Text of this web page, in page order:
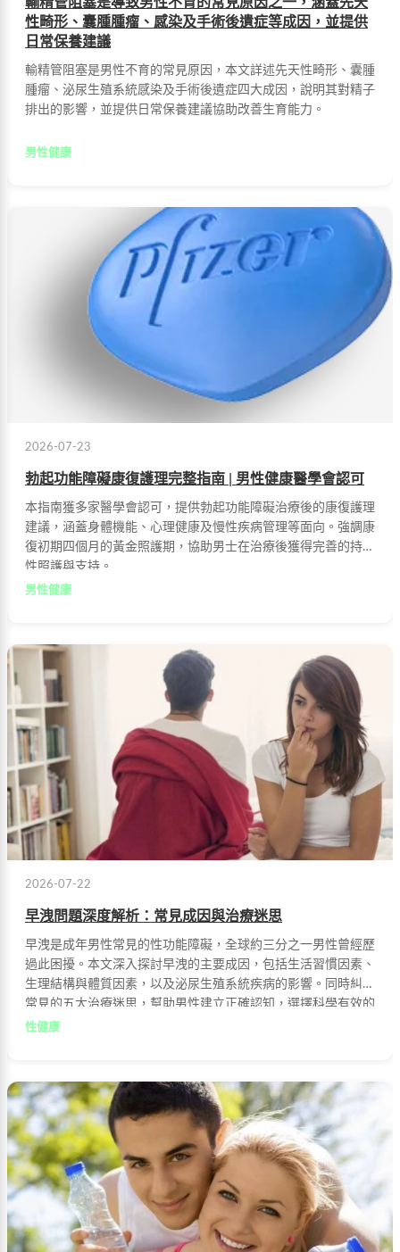
性畸形、囊腫腫瘤、感染及手術後遺症等成因，並提供
日常保養建議
輸精管阻塞是男性不育的常見原因，本文詳述先天性畸形、囊腫
腫瘤、泌尿生殖系統感染及手術後遺症四大成因，說明其對精子
排出的影響，並提供日常保養建議協助改善生育能力。
男性健康
2026-07-23
勃起功能障礙康復護理完整指南 | 男性健康醫學會認可
本指南獲多家醫學會認可，提供勃起功能障礙治療後的康復護理
建議，涵蓋身體機能、心理健康及慢性疾病管理等面向。強調康
復初期四個月的黃金照護期，協助男士在治療後獲得完善的持續
性照護與支持。
男性健康
2026-07-22
早洩問題深度解析：常見成因與治療迷思
早洩是成年男性常見的性功能障礙，全球約三分之一男性曾經歷
過此困擾。本文深入探討早洩的主要成因，包括生活習慣因素、
生理結構與體質因素，以及泌尿生殖系統疾病的影響。同時糾正
常見的五大治療迷思，幫助男性建立正確認知，選擇科學有效的
治療方式，重拾自信與健康。
性健康